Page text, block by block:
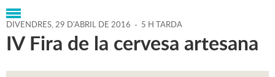
DIVENDRES,29 D'ABRIL DE 2016 - 5 H TARDA
IV Fira de la cervesa artesana